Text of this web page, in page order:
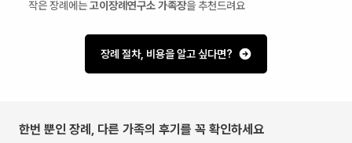
작은 장례에는고이장례연구소 가족장을 추천드려요
장례 절차, 비용을 알고 싶다면?
한번 뿐인 장례, 다른 가족의 후기를 꼭 확인하세요